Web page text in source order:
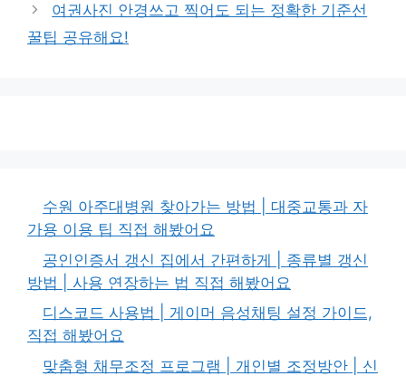
여권사진 안경쓰고 찍어도 되는 정확한 기준선
꿀팁 공유해요!
수원 아주대병원 찾아가는 방법 | 대중교통과 자
가용 이용 팁 직접 해봤어요
공인인증서 갱신 집에서 간편하게 | 종류별 갱신
방법 | 사용 연장하는 법 직접 해봤어요
디스코드 사용법 | 게이머 음성채팅 설정 가이드,
직접 해봤어요
맞춤형 채무조정 프로그램 | 개인별 조정방안 | 신